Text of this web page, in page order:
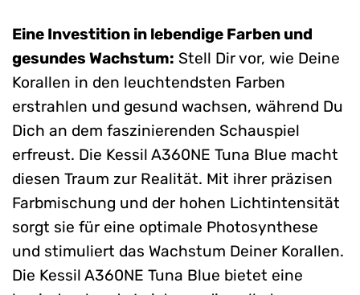
Eine Investition in lebendige Farben und
gesundes Wachstum: Stell Dir vor, wie Deine
Korallen in den leuchtendsten Farben
erstrahlen und gesund wachsen, während Du
Dich an dem faszinierenden Schauspiel
erfreust. Die Kessil A360NE Tuna Blue macht
diesen Traum zur Realität. Mit ihrer präzisen
Farbmischung und der hohen Lichtintensität
sorgt sie für eine optimale Photosynthese
und stimuliert das Wachstum Deiner Korallen.
Die Kessil A360NE Tuna Blue bietet eine